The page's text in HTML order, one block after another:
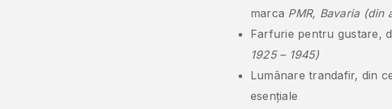
marca PMR, Bavaria (din
Farfurie pentru gustare,
1925 – 1945)
Lumânare trandafir, din
esențiale